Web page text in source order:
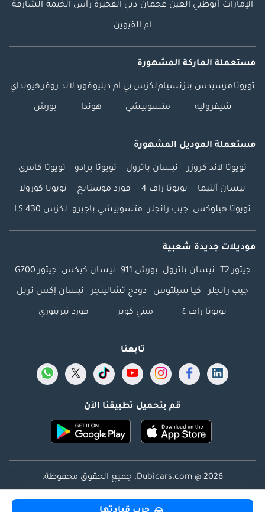
الإمارات أبوظبي العين عجمان دبي الفجيرة رأس الخيمة الشارقة
أم القيوين
مستعملة الماركة المشهورة
تويوتا مرسيدس بنزنسياملكزس بي ام دبليوفوردلاند روفرهيونداي
شيفروليه متسوبيشي هوندا بورش
مستعملة الموديل المشهورة
تويوتا لاند كروزر نيسان باترول تويوتا برادو تويوتا كامري
نيسان ألتيما تويوتا راف 4 فورد موستانج تويوتا كورولا
تويوتا هيلوكس جيب رانجلر متسوبيشي باجيرو لكزس LS 430
موديلات جديدة شعبية
جيتور T2 نيسان باترول بورش 911 نيسان كيكس جيتور G700
جيب رانجلر كيا سيلتوس دودج تشالينجر نيسان إكس تريل
تويوتا راف ٤ ميني كوبر فورد تيريتوري
تابعنا
قم بتحميل تطبيقنا الآن
Dubicars.com @ 2026. جميع الحقوق محفوظة.
العنوان: 2114 ، برج شذى ، المدينة الإعلامية ، دبي ، الإمارات